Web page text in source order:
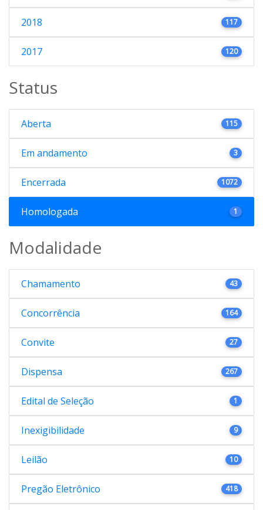
2018 117
2017 120
Status
Aberta 115
Em andamento 3
Encerrada 1072
Homologada 1
Modalidade
Chamamento 43
Concorrência 164
Convite 27
Dispensa 267
Edital de Seleção 1
Inexigibilidade 9
Leilão 10
Pregão Eletrônico 418